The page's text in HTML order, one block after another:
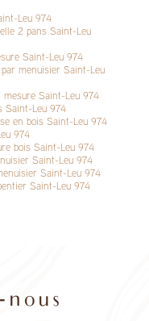
Leu 974
2 pans Saint-Leu
Saint-Leu 974
menuisier Saint-Leu
mesure Saint-Leu 974
Saint-Leu 974
en bois Saint-Leu 974
974
bois Saint-Leu 974
Saint-Leu 974
Saint-Leu 974
Saint-Leu 974